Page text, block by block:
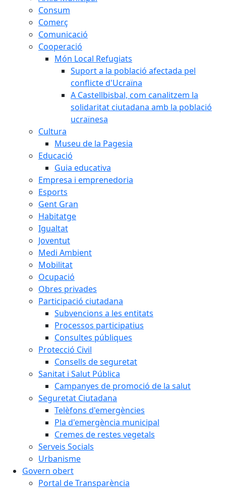
Consum
Comerç
Comunicació
Cooperació
Món Local Refugiats
Suport a la població afectada pel
conflicte d'Ucraïna
A Castellbisbal, com canalitzem la
solidaritat ciutadana amb la població
ucraïnesa
Cultura
Museu de la Pagesia
Educació
Guia educativa
Empresa i emprenedoria
Esports
Gent Gran
Habitatge
Igualtat
Joventut
Medi Ambient
Mobilitat
Ocupació
Obres privades
Participació ciutadana
Subvencions a les entitats
Processos participatius
Consultes públiques
Protecció Civil
Consells de seguretat
Sanitat i Salut Pública
Campanyes de promoció de la salut
Seguretat Ciutadana
Telèfons d'emergències
Pla d'emergència municipal
Cremes de restes vegetals
Serveis Socials
Urbanisme
Govern obert
Portal de Transparència